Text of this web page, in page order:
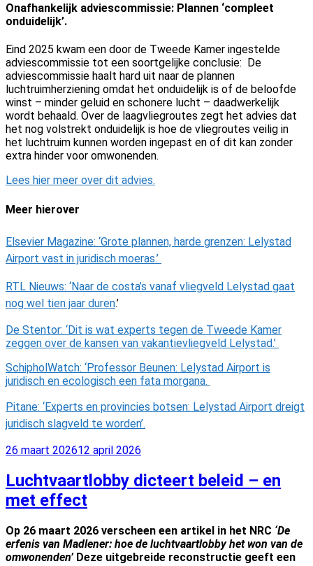
Onafhankelijk adviescommissie: Plannen ‘compleet
onduidelijk’.
Eind 2025 kwam een door de Tweede Kamer ingestelde
adviescommissie tot een soortgelijke conclusie: De
adviescommissie haalt hard uit naar de plannen
luchtruimherziening omdat het onduidelijk is of de beloofde
winst – minder geluid en schonere lucht – daadwerkelijk
wordt behaald. Over de laagvliegroutes zegt het advies dat
het nog volstrekt onduidelijk is hoe de vliegroutes veilig in
het luchtruim kunnen worden ingepast en of dit kan zonder
extra hinder voor omwonenden.
Lees hier meer over dit advies.
Meer hierover
Elsevier Magazine: ‘Grote plannen, harde grenzen: Lelystad
Airport vast in juridisch moeras.’
RTL Nieuws: ‘Naar de costa’s vanaf vliegveld Lelystad gaat
nog wel tien jaar duren.’
De Stentor: ‘Dit is wat experts tegen de Tweede Kamer
zeggen over de kansen van vakantievliegveld Lelystad.’
SchipholWatch: ‘Professor Beunen: Lelystad Airport is
juridisch en ecologisch een fata morgana.
Pitane: ‘Experts en provincies botsen: Lelystad Airport dreigt
juridisch slagveld te worden’.
Geplaatst
26 maart 202612 april 2026
Luchtvaartlobby dicteert beleid – en
met effect
Op 26 maart 2026 verscheen een artikel in het NRC ‘De
erfenis van Madlener: hoe de luchtvaartlobby het won van de
omwonenden’ Deze uitgebreide reconstructie geeft een